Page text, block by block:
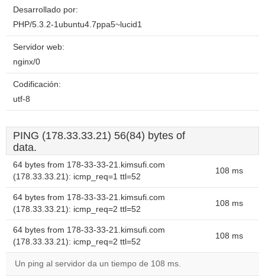
Desarrollado por:
PHP/5.3.2-1ubuntu4.7ppa5~lucid1
Servidor web:
nginx/0
Codificación:
utf-8
PING (178.33.33.21) 56(84) bytes of
data.
64 bytes from 178-33-33-21.kimsufi.com
(178.33.33.21): icmp_req=1 ttl=52
108 ms
64 bytes from 178-33-33-21.kimsufi.com
(178.33.33.21): icmp_req=2 ttl=52
108 ms
64 bytes from 178-33-33-21.kimsufi.com
(178.33.33.21): icmp_req=2 ttl=52
108 ms
Un ping al servidor da un tiempo de 108 ms.